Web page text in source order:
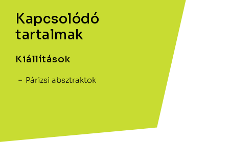
Kapcsolódó
tartalmak
Kiállítások
Párizsi absztraktok